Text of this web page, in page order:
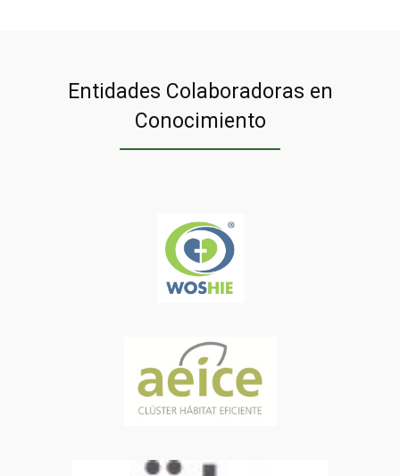
Entidades Colaboradoras en
Conocimiento